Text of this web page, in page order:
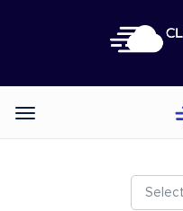
Categories